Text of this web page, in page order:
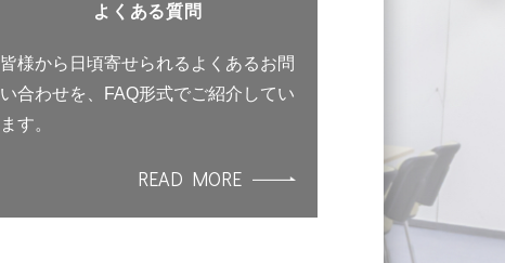
よくある質問
皆様から日頃寄せられるよくあるお問
い合わせを、FAQ形式でご紹介してい
ます。
READ MORE